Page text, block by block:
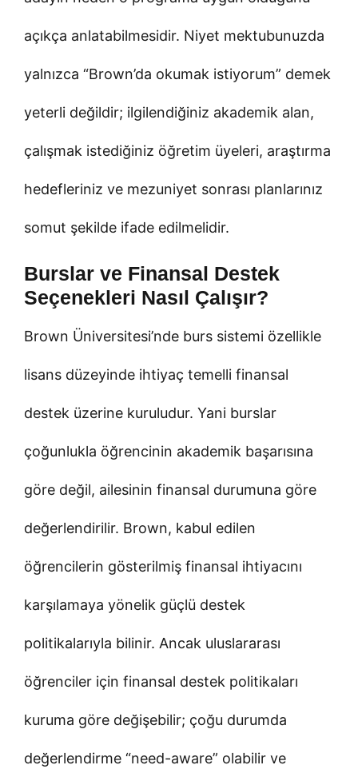
açıkça anlatabilmesidir. Niyet mektubunuzda
yalnızca “Brown’da okumak istiyorum” demek
yeterli değildir; ilgilendiğiniz akademik alan,
çalışmak istediğiniz öğretim üyeleri, araştırma
hedefleriniz ve mezuniyet sonrası planlarınız
somut şekilde ifade edilmelidir.
Burslar ve Finansal Destek
Seçenekleri Nasıl Çalışır?
Brown Üniversitesi’nde burs sistemi özellikle
lisans düzeyinde ihtiyaç temelli finansal
destek üzerine kuruludur. Yani burslar
çoğunlukla öğrencinin akademik başarısına
göre değil, ailesinin finansal durumuna göre
değerlendirilir. Brown, kabul edilen
öğrencilerin gösterilmiş finansal ihtiyacını
karşılamaya yönelik güçlü destek
politikalarıyla bilinir. Ancak uluslararası
öğrenciler için finansal destek politikaları
kuruma göre değişebilir; çoğu durumda
değerlendirme “need-aware” olabilir ve